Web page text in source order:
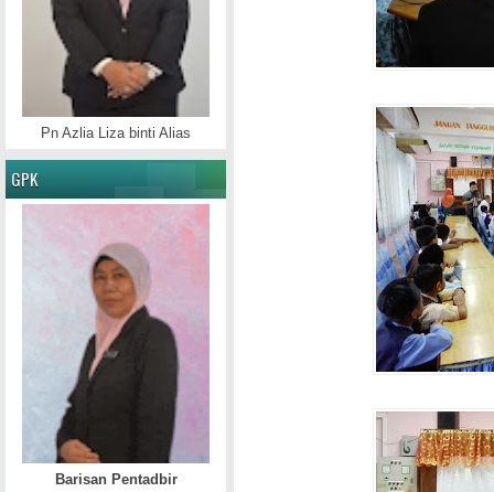
Pn Azlia Liza binti Alias
GPK
Barisan Pentadbir